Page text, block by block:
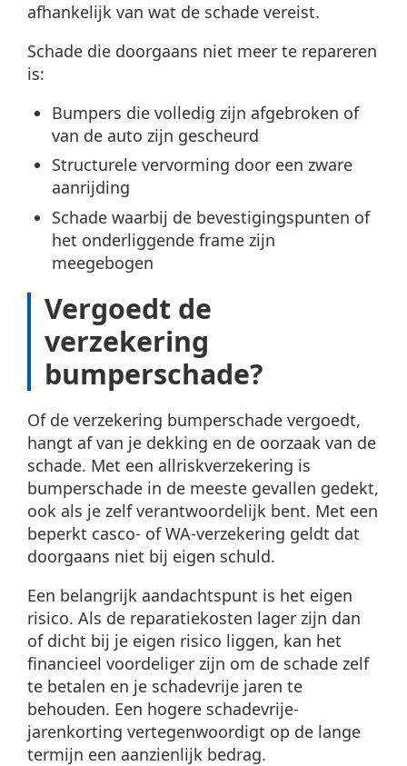
afhankelijk van wat de schade vereist.
Schade die doorgaans niet meer te repareren
is:
Bumpers die volledig zijn afgebroken of
van de auto zijn gescheurd
Structurele vervorming door een zware
aanrijding
Schade waarbij de bevestigingspunten of
het onderliggende frame zijn
meegebogen
Vergoedt de
verzekering
bumperschade?
Of de verzekering bumperschade vergoedt,
hangt af van je dekking en de oorzaak van de
schade. Met een allriskverzekering is
bumperschade in de meeste gevallen gedekt,
ook als je zelf verantwoordelijk bent. Met een
beperkt casco- of WA-verzekering geldt dat
doorgaans niet bij eigen schuld.
Een belangrijk aandachtspunt is het eigen
risico. Als de reparatiekosten lager zijn dan
of dicht bij je eigen risico liggen, kan het
financieel voordeliger zijn om de schade zelf
te betalen en je schadevrije jaren te
behouden. Een hogere schadevrije-
jarenkorting vertegenwoordigt op de lange
termijn een aanzienlijk bedrag.